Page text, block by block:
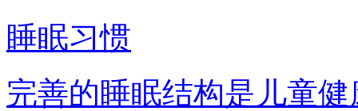
睡眠习惯
完善的睡眠结构是儿童